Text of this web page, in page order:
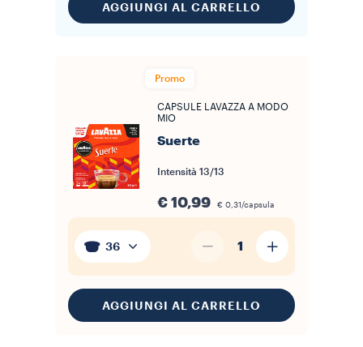
AGGIUNGI AL CARRELLO
Promo
CAPSULE LAVAZZA A MODO
MIO
Suerte
Intensità 13/13
€ 10,99 € 0,31/capsula
36 1
AGGIUNGI AL CARRELLO